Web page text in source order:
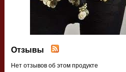
Отзывы
Нет отзывов об этом продукте